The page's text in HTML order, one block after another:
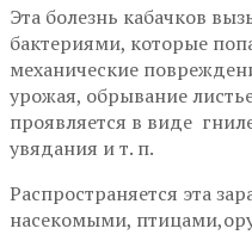
Эта болезнь кабачков
бактериями, которые
механические
урожая, обрывание
проявляется в виде
увядания и т. п.
Распространяется эта
насекомыми,